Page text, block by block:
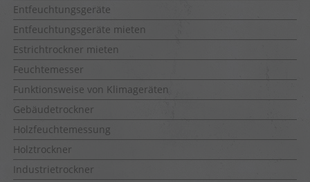
Entfeuchtungsgeräte
Entfeuchtungsgeräte mieten
Estrichtrockner mieten
Feuchtemesser
Funktionsweise von Klimageräten
Gebäudetrockner
Holzfeuchtemessung
Holztrockner
Industrietrockner